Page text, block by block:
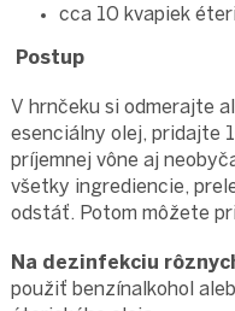
cca 10 kvapiek
Postup
V hrnčeku si odmerajte
esenciálny olej, pridajte
príjemnej vône aj
všetky ingrediencie,
odstáť. Potom môžete
Na dezinfekciu
použiť benzínalkohol